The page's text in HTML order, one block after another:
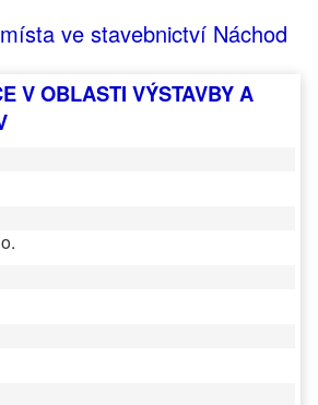
ve stavebnictví Náchod
V OBLASTI VÝSTAVBY A